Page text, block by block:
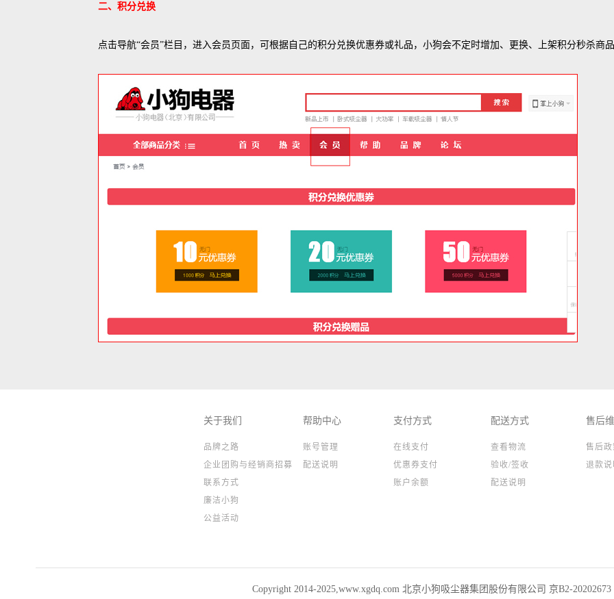
二、积分兑换
点击导航“会员”栏目，进入会员页面，可根据自己的积分兑换优惠券或礼品，小狗会不定时增加、更换、上架积分秒杀商
关于我们
品牌之路
企业团购与经销商招募
联系方式
廉洁小狗
公益活动
帮助中心
账号管理
配送说明
支付方式
在线支付
优惠券支付
账户余额
配送方式
查看物流
验收/签收
配送说明
售后
售后
退款
Copyright 2014-2025,www.xgdq.com 北京小狗吸尘器集团股份有限公司 京B2-20202673